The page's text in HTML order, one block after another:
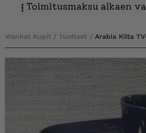
{ Toimitusmaksu alkaen
Wanhat Kupit / Tuotteet / Arabia Kilta